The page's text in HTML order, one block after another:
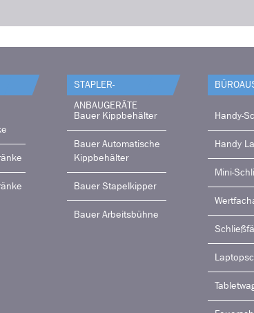
STAPLER-
ANBAUGERÄTE
Bauer Kippbehälter
Bauer Automatische
Kippbehälter
Bauer Stapelkipper
Bauer Arbeitsbühne
Handy-
Handy
Mini-